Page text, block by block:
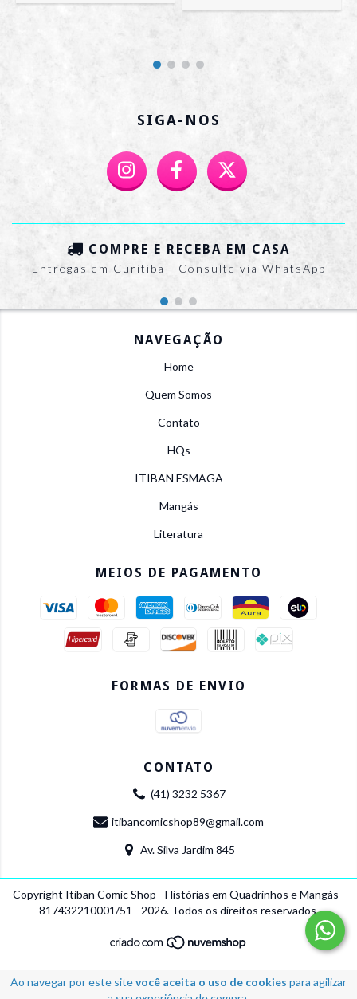
Ao navegar por este sitevocê aceita o uso de cookies para agilizar
SIGA-NOS
COMPRE E RECEBA EM CASA
Entregas em Curitiba - Consulte via WhatsApp
NAVEGAÇÃO
Home
Quem Somos
Contato
HQs
ITIBAN ESMAGA
Mangás
Literatura
MEIOS DE PAGAMENTO
FORMAS DE ENVIO
CONTATO
(41) 3232 5367
itibancomicshop89@gmail.com
Av. Silva Jardim 845
Copyright Itiban Comic Shop - Histórias em Quadrinhos e Mangás -
817432210001/51 - 2026. Todos os direitos reservados.